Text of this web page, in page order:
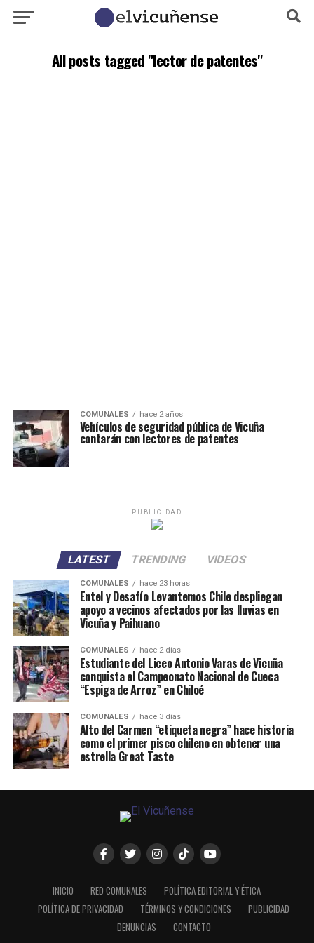
All posts tagged "lector de patentes"
COMUNALES hace 2 años
Vehículos de seguridad pública de Vicuña
contarán con lectores de patentes
PUBLICIDAD
LATEST TRENDING VIDEOS
COMUNALES hace 23 horas
Entel y Desafío Levantemos Chile despliegan
apoyo a vecinos afectados por las lluvias en
Vicuña y Paihuano
COMUNALES hace 2 días
Estudiante del Liceo Antonio Varas de Vicuña
conquista el Campeonato Nacional de Cueca
“Espiga de Arroz” en Chiloé
COMUNALES hace 3 días
Alto del Carmen “etiqueta negra” hace historia
como el primer pisco chileno en obtener una
estrella Great Taste
INICIO RED COMUNALES
POLÍTICA EDITORIAL Y ÉTICA
POLÍTICA DE PRIVACIDAD
TÉRMINOS Y CONDICIONES
PUBLICIDAD
DENUNCIAS
CONTACTO